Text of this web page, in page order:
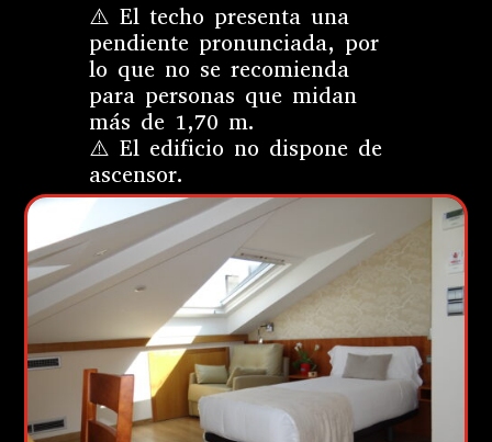
⚠️ El techo presenta una
pendiente pronunciada, por
lo que no se recomienda
para personas que midan
más de 1,70 m.
⚠️ El edificio no dispone de
ascensor.